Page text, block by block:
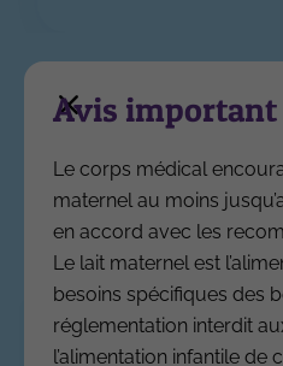
Des préparations
indiquées dans les
protéines du lait de
sévère, diarrhées
Traitement de
de
Les laits
Vous pouvez
Sélection
Avis important
Le corps médical
maternel au moins
en accord avec les
Le lait maternel est
besoins spécifiques des
réglementation interdit
l’alimentation infantile